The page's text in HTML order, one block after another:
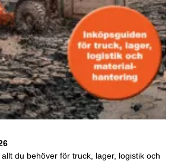
du behöver för truck, lager, logistik och